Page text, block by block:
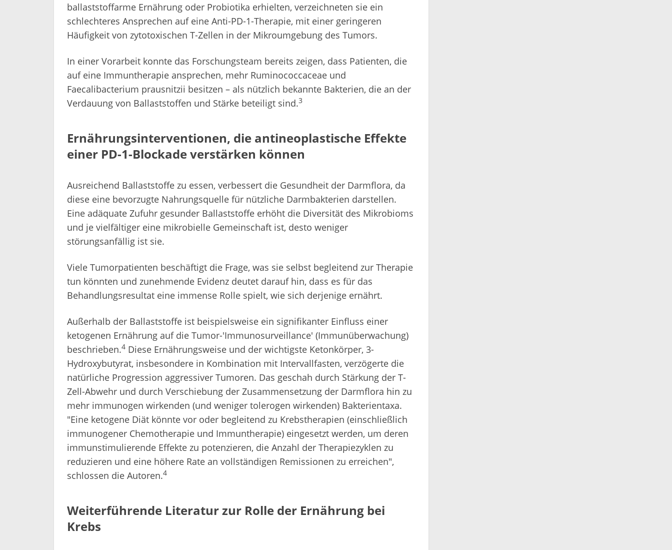
ballaststoffarme Ernährung oder Probiotika erhielten, verzeichneten sie ein
schlechteres Ansprechen auf eine Anti-PD-1-Therapie, mit einer geringeren
Häufigkeit von zytotoxischen T-Zellen in der Mikroumgebung des Tumors.
In einer Vorarbeit konnte das Forschungsteam bereits zeigen, dass Patienten, die
auf eine Immuntherapie ansprechen, mehr Ruminococcaceae und
Faecalibacterium prausnitzii besitzen – als nützlich bekannte Bakterien, die an der
Verdauung von Ballaststoffen und Stärke beteiligt sind.3
Ernährungsinterventionen, die antineoplastische Effekte
einer PD-1-Blockade verstärken können
Ausreichend Ballaststoffe zu essen, verbessert die Gesundheit der Darmflora, da
diese eine bevorzugte Nahrungsquelle für nützliche Darmbakterien darstellen.
Eine adäquate Zufuhr gesunder Ballaststoffe erhöht die Diversität des Mikrobioms
und je vielfältiger eine mikrobielle Gemeinschaft ist, desto weniger
störungsanfällig ist sie.
Viele Tumorpatienten beschäftigt die Frage, was sie selbst begleitend zur Therapie
tun könnten und zunehmende Evidenz deutet darauf hin, dass es für das
Behandlungsresultat eine immense Rolle spielt, wie sich derjenige ernährt.
Außerhalb der Ballaststoffe ist beispielsweise ein signifikanter Einfluss einer
ketogenen Ernährung auf die Tumor-'Immunosurveillance' (Immunüberwachung)
beschrieben.4Diese Ernährungsweise und der wichtigste Ketonkörper, 3-
Hydroxybutyrat, insbesondere in Kombination mit Intervallfasten, verzögerte die
natürliche Progression aggressiver Tumoren. Das geschah durch Stärkung der T-
Zell-Abwehr und durch Verschiebung der Zusammensetzung der Darmflora hin zu
mehr immunogen wirkenden (und weniger tolerogen wirkenden) Bakterientaxa.
"Eine ketogene Diät könnte vor oder begleitend zu Krebstherapien (einschließlich
immunogener Chemotherapie und Immuntherapie) eingesetzt werden, um deren
immunstimulierende Effekte zu potenzieren, die Anzahl der Therapiezyklen zu
reduzieren und eine höhere Rate an vollständigen Remissionen zu erreichen",
schlossen die Autoren.4
Weiterführende Literatur zur Rolle der Ernährung bei
Krebs